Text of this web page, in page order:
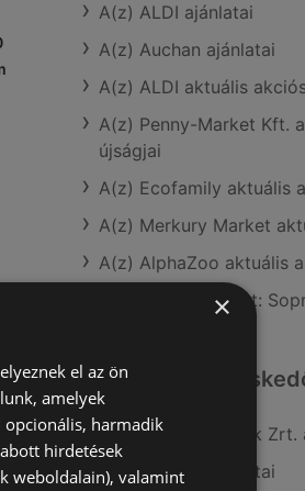
A(z) ALDI ajánlatai
A(z) Auchan ajánlatai
A(z) ALDI aktuális
A(z) Penny-Market Kft.
újságjai
A(z) Ecofamily aktuális
A(z) Merkury Market
A(z) AlphaZoo aktuális
A(z) Reál üzletei itt:
Hasonló
A(z) COOP Szolnok Zrt.
A(z) Auchan ajánlatai
×
el az ön
amelyek
opcionális, harmadik
hirdetések
weboldalain), valamint